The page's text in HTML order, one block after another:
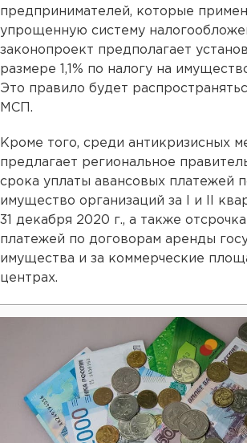
предпринимателей, которые
упрощенную систему
законопроект предполагает
размере 1,1% по налогу на
Это правило будет
МСП.
Кроме того, cреди антикризисных
предлагает региональное
срока уплаты авансовых платежей
имущество организаций за I и II
31 декабря 2020 г., а также
платежей по договорам аренды
имущества и за коммерческие
центрах.